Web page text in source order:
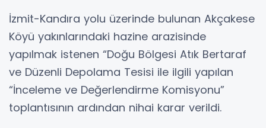
İzmit-Kandıra yolu üzerinde bulunan Akçakese
Köyü yakınlarındaki hazine arazisinde
yapılmak istenen “Doğu Bölgesi Atık Bertaraf
ve Düzenli Depolama Tesisi ile ilgili yapılan
“İnceleme ve Değerlendirme Komisyonu”
toplantısının ardından nihai karar verildi.